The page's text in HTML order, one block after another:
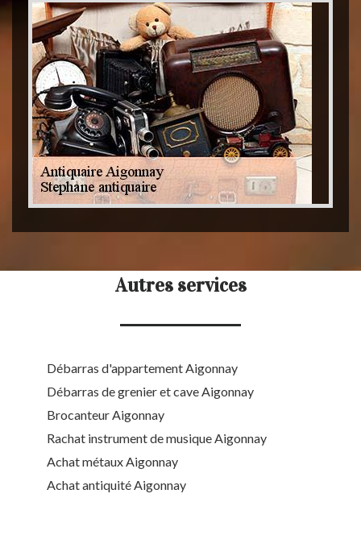
Autres services
Débarras d'appartement Aigonnay
Débarras de grenier et cave Aigonnay
Brocanteur Aigonnay
Rachat instrument de musique Aigonnay
Achat métaux Aigonnay
Achat antiquité Aigonnay